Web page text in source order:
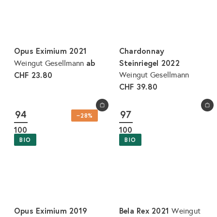
Opus Eximium 2021
Weingut Gesellmann ab
CHF 23.80
Chardonnay
Steinriegel 2022
Weingut Gesellmann
CHF 39.80
In den Warenkorb legen
−28%
94
100
BIO
Opus Eximium 2019
In den Warenkorb legen
97
100
BIO
Bela Rex 2021Weingut